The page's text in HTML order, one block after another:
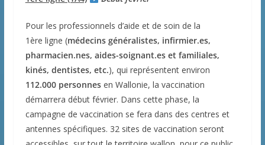
Pour les professionnels d’aide et de soin de la
1ère ligne (médecins généralistes, infirmier.es,
pharmacien.nes, aides-soignant.es et familiales,
kinés, dentistes, etc.), qui représentent environ
112.000 personnesen Wallonie, la vaccination
démarrera début février. Dans cette phase, la
campagne de vaccination se fera dans des centres et
antennes spécifiques. 32 sites de vaccination seront